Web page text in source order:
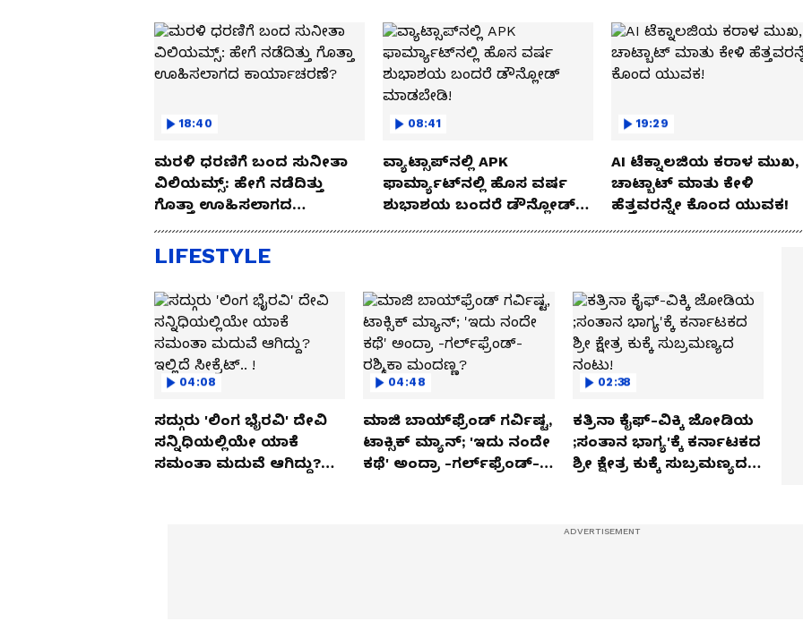
18:40
ಮರಳಿ ಧರಣಿಗೆ ಬಂದ ಸುನೀತಾ
ವಿಲಿಯಮ್ಸ್: ಹೇಗೆ ನಡೆದಿತ್ತು
ಗೊತ್ತಾ ಊಹಿಸಲಾಗದ
ಕಾರ್ಯಾಚರಣೆ?
08:41
ವ್ಯಾಟ್ಸಾಪ್‌ನಲ್ಲಿ APK
ಫಾರ್ಮ್ಯಾಟ್‌ನಲ್ಲಿ ಹೊಸ ವರ್ಷ
ಶುಭಾಶಯ ಬಂದರೆ ಡೌನ್ಲೋಡ್
ಮಾಡಬೇಡಿ!
19:29
AI ಟೆಕ್ನಾಲಜಿಯ ಕರಾಳ ಮುಖ,
ಚಾಟ್ಬಾಟ್ ಮಾತು ಕೇಳಿ
ಹೆತ್ತವರನ್ನೇ ಕೊಂದ ಯುವಕ!
LIFESTYLE
04:08
ಸದ್ಗುರು 'ಲಿಂಗ ಭೈರವಿ' ದೇವಿ
ಸನ್ನಿಧಿಯಲ್ಲಿಯೇ ಯಾಕೆ
ಸಮಂತಾ ಮದುವೆ ಆಗಿದ್ದು?
04:48
ಮಾಜಿ ಬಾಯ್‌ಫ್ರೆಂಡ್ ಗರ್ವಿಷ್ಟ,
ಟಾಕ್ಸಿಕ್ ಮ್ಯಾನ್; 'ಇದು ನಂದೇ
ಕಥೆ' ಅಂದ್ರಾ -ಗರ್ಲ್‌ಫ್ರೆಂಡ್-
02:38
ಕತ್ರಿನಾ ಕೈಫ್-ವಿಕ್ಕಿ ಜೋಡಿಯ
;ಸಂತಾನ ಭಾಗ್ಯ'ಕ್ಕೆ ಕರ್ನಾಟಕದ
ಶ್ರೀ ಕ್ಷೇತ್ರ ಕುಕ್ಕೆ ಸುಬ್ರಮಣ್ಯದ